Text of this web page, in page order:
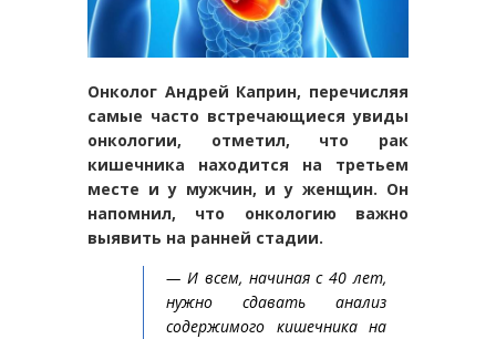
Онколог Андрей Каприн, перечисляя
самые часто встречающиеся увиды
онкологии, отметил, что рак
кишечника находится на третьем
месте и у мужчин, и у женщин. Он
напомнил, что онкологию важно
выявить на ранней стадии.
— И всем, начиная с 40 лет,
нужно сдавать анализ
содержимого кишечника на